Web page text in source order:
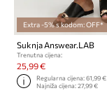
Extra -5% s kodom: OFF*
Suknja Answear.LAB
Trenutna cijena:
25,99 €
Regularna cijena:61,99 €
Najniža cijena:27,99 €